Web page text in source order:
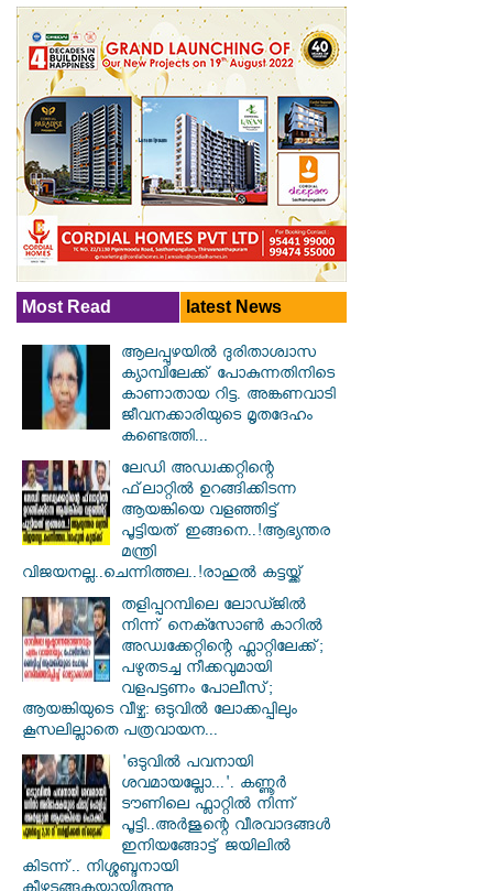
Most Read latest News
ആലപ്പുഴയിൽ ​ദുരിതാശ്വാസ
ക്യാമ്പിലേക്ക് പോകുന്നതിനിടെ
കാണാതായ റിട്ട. അങ്കണവാടി
ജീവനക്കാരിയുടെ മൃതദേഹം
കണ്ടെത്തി...
ലേഡി അഡ്വക്കറ്റിന്റെ
ഫ്‌ലാറ്റിൽ ഉറങ്ങിക്കിടന്ന
ആയങ്കിയെ വളഞ്ഞിട്ട്
പൂട്ടിയത് ഇങ്ങനെ..!ആഭ്യന്തര
മന്ത്രി
വിജയനല്ല..ചെന്നിത്തല..!രാഹുൽ കട്ടയ്ക്ക്
തളിപ്പറമ്പിലെ ലോഡ്ജിൽ
നിന്ന് നെക്സോൺ കാറിൽ
അഡ്വക്കേറ്റിന്റെ ഫ്ലാറ്റിലേക്ക്;
പഴുതടച്ച നീക്കവുമായി
വളപട്ടണം പോലീസ്;
ആയങ്കിയുടെ വീഴ്ച: ഒടുവിൽ ലോക്കപ്പിലും
കൂസലില്ലാതെ പത്രവായന...
'ഒടുവിൽ പവനായി
ശവമായല്ലോ...'. കണ്ണൂര്‍
ടൗണിലെ ഫ്ലാറ്റിൽ നിന്ന്
പൂട്ടി..അർജുന്റെ വീരവാദങ്ങൾ
ഇനിയങ്ങോട്ട് ജയിലിൽ
കിടന്ന്.. നിശ്ശബ്ദനായി